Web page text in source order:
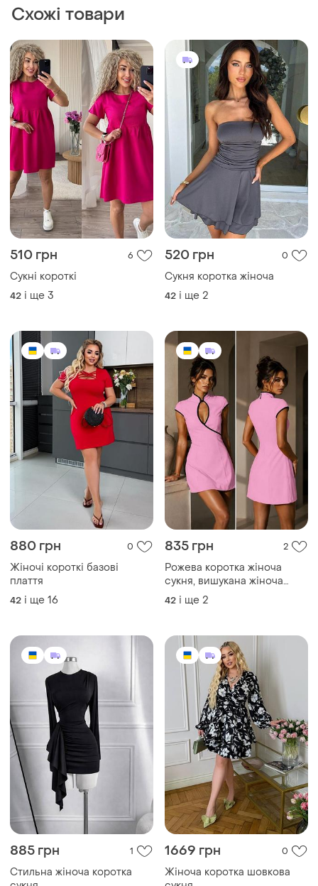
Схожі товари
510 грн 6
Сукні короткі
42 і ще 3
520 грн 0
Сукня коротка жіноча
42 і ще 2
880 грн 0
Жіночі короткі базові
плаття
42 і ще 16
835 грн 2
Рожева коротка жіноча
сукня, вишукана жіноча
сукня міні, підліткова сукня
42 і ще 2
885 грн 1
Стильна жіноча коротка
1669 грн 0
Жіноча коротка шовкова